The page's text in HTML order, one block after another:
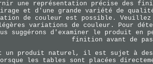
une représentation précise des
et d'une grande variété de
de couleur est possible. Veuillez
variations de couleur. Pour
suggérons d'examiner le produit en
finition avant de
un produit naturel, il est sujet à des
les tables sont placées